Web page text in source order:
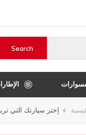
إختر سيارتك التي